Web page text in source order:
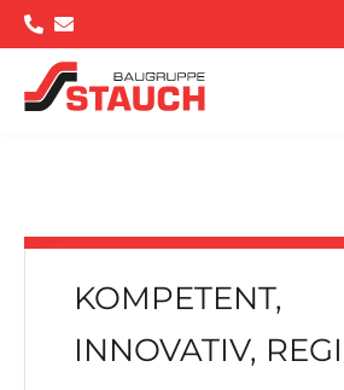
KOMPET­ENT,
INNOVATIV,